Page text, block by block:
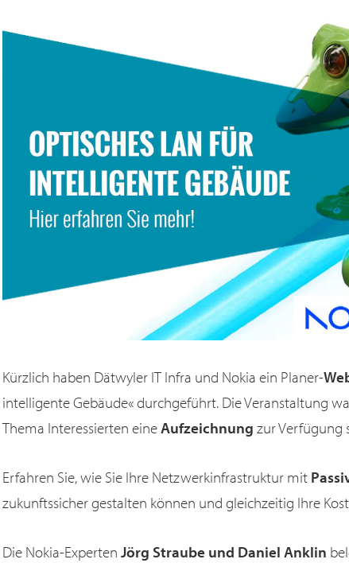
Kürzlich haben Dätwyler IT Infra und Nokia ein Planer-
intelligente Gebäude« durchgeführt. Die Veranstaltung
Thema Interessierten eineAufzeichnung zur Verfügung
Erfahren Sie, wie Sie Ihre Netzwerkinfrastruktur mit
zukunftssicher gestalten können und gleichzeitig Ihre
Die Nokia-ExpertenJörg Straube und Daniel Anklin